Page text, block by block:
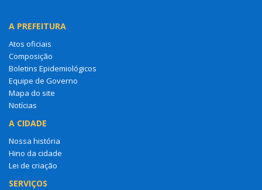
A PREFEITURA
Atos oficiais
Composição
Boletins Epidemiológicos
Equipe de Governo
Mapa do site
Notícias
A CIDADE
Nossa história
Hino da cidade
Lei de criação
SERVIÇOS